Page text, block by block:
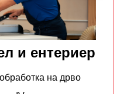
и ентериер
на дрво